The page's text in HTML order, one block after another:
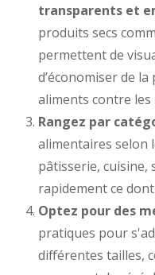
transparents et
produits secs
permettent de
d’économiser de
aliments contre
Rangez par
alimentaires selon
pâtisserie, cuisine,
rapidement ce
Optez pour des
pratiques pour
différentes tailles,